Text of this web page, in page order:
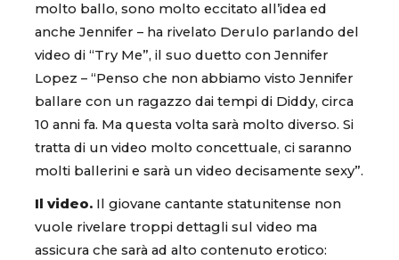
molto ballo, sono molto eccitato all’idea ed
anche Jennifer – ha rivelato Derulo parlando del
video di “Try Me”, il suo duetto con Jennifer
Lopez – “Penso che non abbiamo visto Jennifer
ballare con un ragazzo dai tempi di Diddy, circa
10 anni fa. Ma questa volta sarà molto diverso. Si
tratta di un video molto concettuale, ci saranno
molti ballerini e sarà un video decisamente sexy”.
Il video. Il giovane cantante statunitense non
vuole rivelare troppi dettagli sul video ma
assicura che sarà ad alto contenuto erotico: